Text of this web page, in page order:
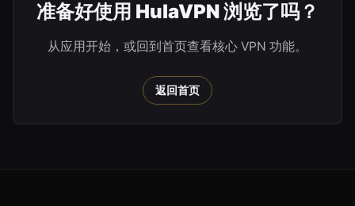
准备好使用 HulaVPN 浏览了吗？
从应用开始，或回到首页查看核心 VPN 功能。
返回首页